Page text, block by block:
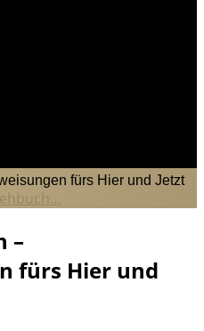
fürs Hier und Jetzt
–
fürs Hier und